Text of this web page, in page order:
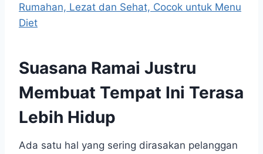
Rumahan, Lezat dan Sehat, Cocok untuk Menu
Diet
Suasana Ramai Justru
Membuat Tempat Ini Terasa
Lebih Hidup
Ada satu hal yang sering dirasakan pelanggan